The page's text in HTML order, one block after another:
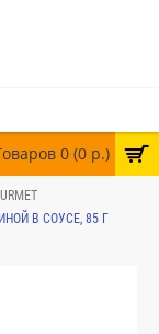
0 (0 р.)
В СОУСЕ, 85 Г